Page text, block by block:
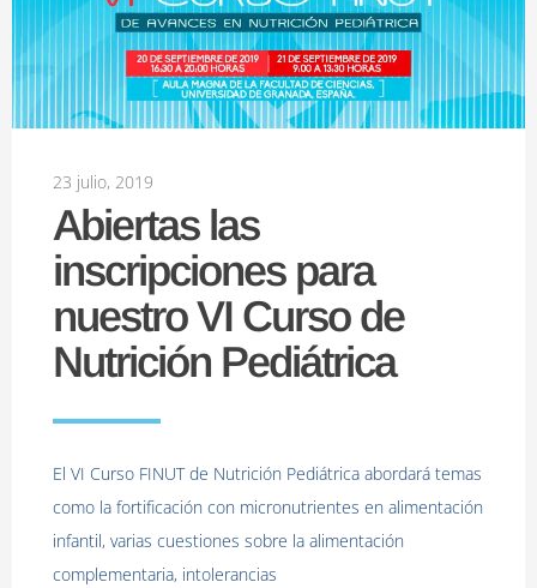
23 julio, 2019
Abiertas las
inscripciones para
nuestro VI Curso de
Nutrición Pediátrica
El VI Curso FINUT de Nutrición Pediátrica abordará temas
como la fortificación con micronutrientes en alimentación
infantil, varias cuestiones sobre la alimentación
complementaria, intolerancias